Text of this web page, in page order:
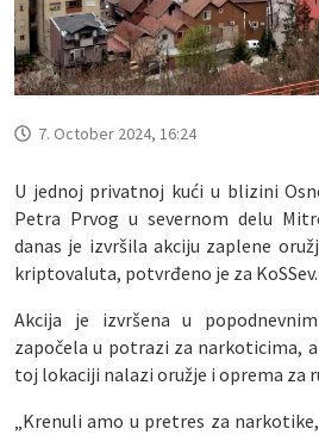
7. October 2024, 16:24
U jednoj privatnoj kući u blizini
Petra Prvog u severnom delu
danas je izvršila akciju zaplene
kriptovaluta, potvrđeno je za KoSSev.
Akcija je izvršena u
započela u potrazi za narkoticima,
toj lokaciji nalazi oružje i oprema za
„Krenuli amo u pretres za